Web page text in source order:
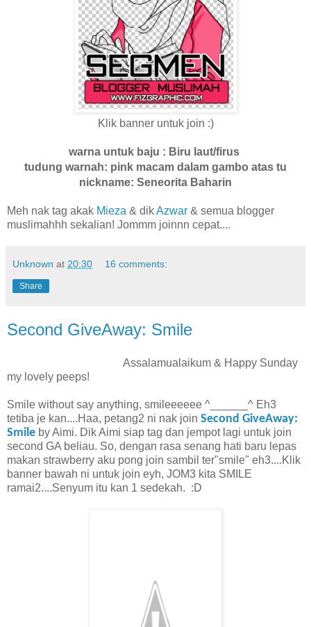
Klik banner untuk join :)
warna untuk baju : Biru laut/firus
tudung warnah: pink macam dalam gambo atas tu
nickname: Seneorita Baharin
Meh nak tag akak Mieza & dikAzwar & semua blogger
muslimahhh sekalian! Jommm joinnn cepat....
Unknown at 20:30 16 comments:
Share
Second GiveAway: Smile
Assalamualaikum & Happy Sunday
my lovely peeps!
Smile without say anything, smileeeeee ^______^ Eh3
tetiba je kan....Haa, petang2 ni nak join Second GiveAway:
Smile by Aimi. Dik Aimi siap tag dan jempot lagi untuk join
second GA beliau. So, dengan rasa senang hati baru lepas
makan strawberry aku pong join sambil ter"smile" eh3....Klik
banner bawah ni untuk join eyh, JOM3 kita SMILE
ramai2....Senyum itu kan 1 sedekah. :D